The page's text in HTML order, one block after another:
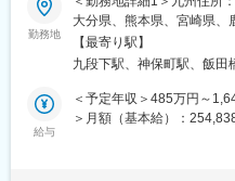
支援できます。
◎技術とビジネスの両面で
単なるデータ処理にとど
まで一貫して関われるため
◎スキルアップ支援
社内勉強会や技術共有文
■概要：
リクルートグループの膨
して支える「プロダクト
データパイプラインやデー
クトの開発業務に携わっ
勤務地
大分県、熊本県、宮崎県、
煙＜勤務地詳細2＞本社住
段坂上KSビル 南棟4階勤務
所：沖縄県 受動喫煙対策
会社の定める事業所（リモ
【最寄り駅】
九段下駅、神保町駅、飯田
給与
＜予定年収＞485万円～
＞月額（基本給）：